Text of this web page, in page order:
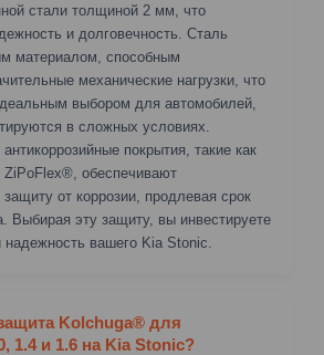
стали толщиной 2 мм, что
и долговечность. Сталь
материалом, способным
механические нагрузки, что
выбором для автомобилей,
в сложных условиях.
покрытия, такие как
обеспечивают
от коррозии, продлевая срок
Выбирая эту защиту, вы инвестируете
надежность вашего Kia Stonic.
Kolchuga® для
1.4 и 1.6 на Kia Stonic?